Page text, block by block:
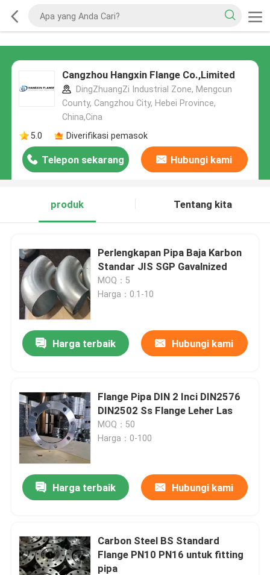
Cangzhou Hangxin Flange Co.,Limited
DingZhuangZi Industrial Zone, Mengcun
County, Cangzhou City, Hebei Province,
China,Cina
5.0
Diverifikasi pemasok
Telepon sekarang Hubungi kami
produk Tentang kita
Perlengkapan Pipa Baja Karbon
Standar JIS SGP Gavalnized
MOQ：5
Harga：0.1-10
Harga terbaik Hubungi kami
Flange Pipa DIN 2 Inci DIN2576
DIN2502 Ss Flange Leher Las
MOQ：50
Harga：0-100
Harga terbaik Hubungi kami
Carbon Steel BS Standard
Flange PN10 PN16 untuk fitting
pipa